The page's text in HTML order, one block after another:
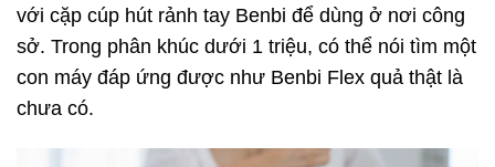
với cặp cúp hút rảnh tay Benbi để dùng ở nơi công
sở. Trong phân khúc dưới 1 triệu, có thể nói tìm một
con máy đáp ứng được như Benbi Flex quả thật là
chưa có.